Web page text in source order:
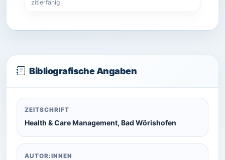
zitierfähig
Bibliografische Angaben
ZEITSCHRIFT
Health & Care Management, Bad Wörishofen
AUTOR:INNEN